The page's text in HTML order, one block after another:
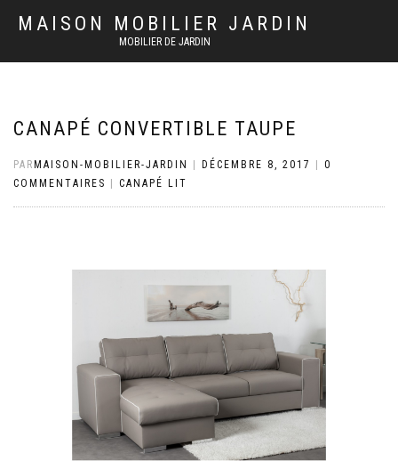
MAISON MOBILIER JARDIN
MOBILIER DE JARDIN
CANAPÉ CONVERTIBLE TAUPE
PAR MAISON-MOBILIER-JARDIN DÉCEMBRE 8, 2017
0
COMMENTAIRES
CANAPÉ LIT